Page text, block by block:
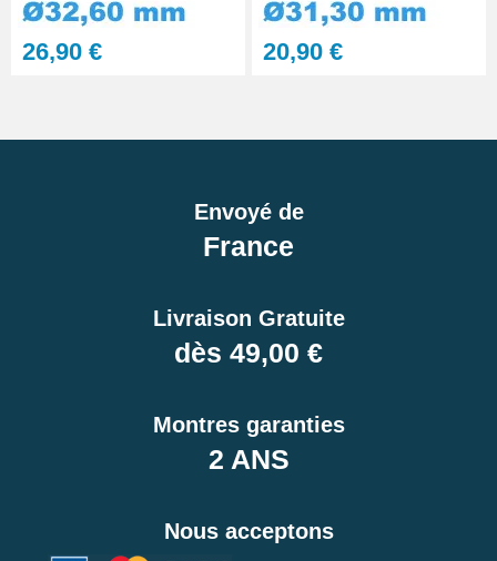
26,90 € 20,90 €
Envoyé de
France
Livraison Gratuite
dès 49,00 €
Montres garanties
2 ANS
Nous acceptons